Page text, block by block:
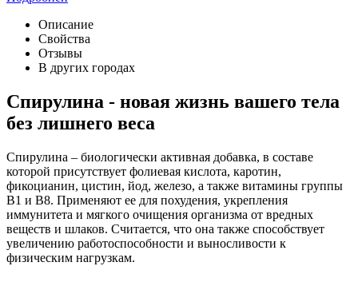
Описание
Свойства
Отзывы
В других городах
Спирулина - новая жизнь вашего тела
без лишнего веса
Спирулина – биологически активная добавка, в составе
которой присутствует фолиевая кислота, каротин,
фикоцианин, цистин, йод, железо, а также витамины группы
В1 и В8. Применяют ее для похудения, укрепления
иммунитета и мягкого очищения организма от вредных
веществ и шлаков. Считается, что она также способствует
увеличению работоспособности и выносливости к
физическим нагрузкам.